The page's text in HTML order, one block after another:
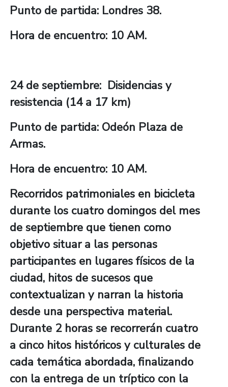
Punto de partida: Londres 38.
Hora de encuentro: 10 AM.
24 de septiembre: Disidencias y
resistencia (14 a 17 km)
Punto de partida: Odeón Plaza de
Armas.
Hora de encuentro: 10 AM.
Recorridos patrimoniales en bicicleta
durante los cuatro domingos del mes
de septiembre que tienen como
objetivo situar a las personas
participantes en lugares físicos de la
ciudad, hitos de sucesos que
contextualizan y narran la historia
desde una perspectiva material.
Durante 2 horas se recorrerán cuatro
a cinco hitos históricos y culturales de
cada temática abordada, finalizando
con la entrega de un tríptico con la